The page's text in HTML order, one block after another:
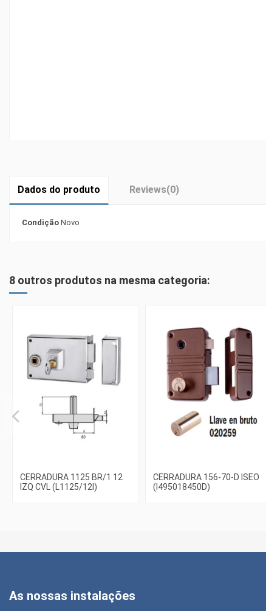
Dados do produto Reviews(0)
Condição Novo
8 outros produtos na mesma categoria:
CERRADURA 1125 BR/1 12
IZQ CVL (L1125/12I)
CERRADURA 156-70-D ISEO
(I495018450D)
As nossas instalações